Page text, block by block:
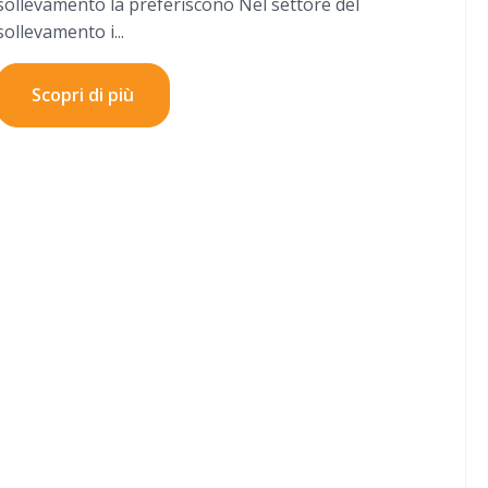
i...
Scopri di più